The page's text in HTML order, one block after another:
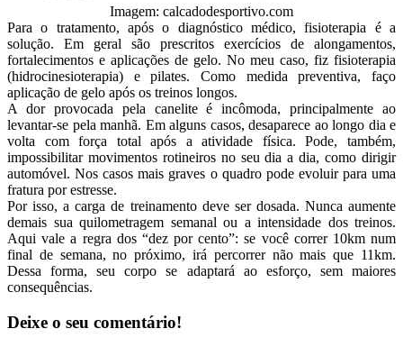
Imagem: calcadodesportivo.com
Para o tratamento, após o diagnóstico médico, fisioterapia é a
solução. Em geral são prescritos exercícios de alongamentos,
fortalecimentos e aplicações de gelo. No meu caso, fiz fisioterapia
(hidrocinesioterapia) e pilates. Como medida preventiva, faço
aplicação de gelo após os treinos longos.
A dor provocada pela canelite é incômoda, principalmente ao
levantar-se pela manhã. Em alguns casos, desaparece ao longo dia e
volta com força total após a atividade física. Pode, também,
impossibilitar movimentos rotineiros no seu dia a dia, como dirigir
automóvel. Nos casos mais graves o quadro pode evoluir para uma
fratura por estresse.
Por isso, a carga de treinamento deve ser dosada. Nunca aumente
demais sua quilometragem semanal ou a intensidade dos treinos.
Aqui vale a regra dos “dez por cento”: se você correr 10km num
final de semana, no próximo, irá percorrer não mais que 11km.
Dessa forma, seu corpo se adaptará ao esforço, sem maiores
consequências.
Deixe o seu comentário!